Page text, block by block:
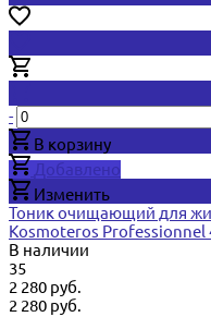
-
В корзину
Добавлено
Изменить
Тоник очищающий для
Kosmoteros Professionnel
В наличии
35
2 280 руб.
2 280 руб.